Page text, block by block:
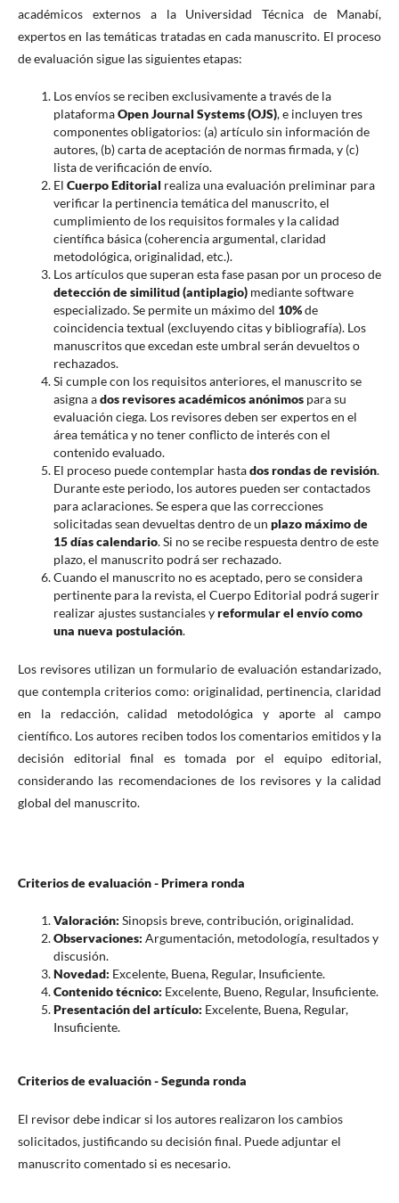
académicos externos a la Universidad Técnica de Manabí,
expertos en las temáticas tratadas en cada manuscrito. El proceso
de evaluación sigue las siguientes etapas:
Los envíos se reciben exclusivamente a través de la
plataformaOpen Journal Systems (OJS), e incluyen tres
componentes obligatorios: (a) artículo sin información de
autores, (b) carta de aceptación de normas firmada, y (c)
lista de verificación de envío.
El Cuerpo Editorial realiza una evaluación preliminar para
verificar la pertinencia temática del manuscrito, el
cumplimiento de los requisitos formales y la calidad
científica básica (coherencia argumental, claridad
metodológica, originalidad, etc.).
Los artículos que superan esta fase pasan por un proceso de
detección de similitud (antiplagio) mediante software
especializado. Se permite un máximo del 10%de
coincidencia textual (excluyendo citas y bibliografía). Los
manuscritos que excedan este umbral serán devueltos o
rechazados.
Si cumple con los requisitos anteriores, el manuscrito se
asigna ados revisores académicos anónimos para su
evaluación ciega. Los revisores deben ser expertos en el
área temática y no tener conflicto de interés con el
contenido evaluado.
El proceso puede contemplar hastados rondas de revisión.
Durante este periodo, los autores pueden ser contactados
para aclaraciones. Se espera que las correcciones
solicitadas sean devueltas dentro de un plazo máximo de
15 días calendario. Si no se recibe respuesta dentro de este
plazo, el manuscrito podrá ser rechazado.
Cuando el manuscrito no es aceptado, pero se considera
pertinente para la revista, el Cuerpo Editorial podrá sugerir
realizar ajustes sustanciales yreformular el envío como
una nueva postulación.
Los revisores utilizan un formulario de evaluación estandarizado,
que contempla criterios como: originalidad, pertinencia, claridad
en la redacción, calidad metodológica y aporte al campo
científico. Los autores reciben todos los comentarios emitidos y la
decisión editorial final es tomada por el equipo editorial,
considerando las recomendaciones de los revisores y la calidad
global del manuscrito.
Criterios de evaluación - Primera ronda
Valoración: Sinopsis breve, contribución, originalidad.
Observaciones: Argumentación, metodología, resultados y
discusión.
Novedad: Excelente, Buena, Regular, Insuficiente.
Contenido técnico: Excelente, Bueno, Regular, Insuficiente.
Presentación del artículo: Excelente, Buena, Regular,
Insuficiente.
Criterios de evaluación - Segunda ronda
El revisor debe indicar si los autores realizaron los cambios
solicitados, justificando su decisión final. Puede adjuntar el
manuscrito comentado si es necesario.